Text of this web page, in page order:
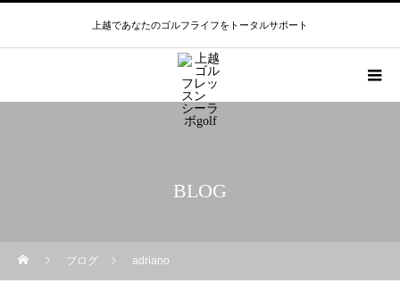
上越であなたのゴルフライフをトータルサポート
BLOG
ブログ adriano